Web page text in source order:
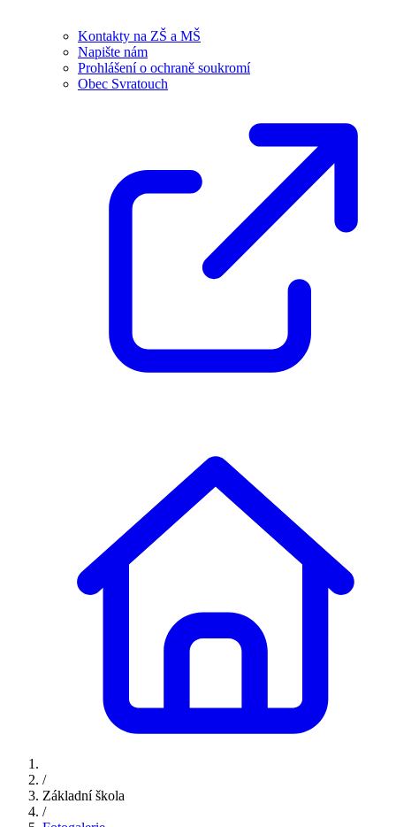
Kontakty na ZŠ a MŠ
Napište nám
Prohlášení o ochraně soukromí
Obec Svratouch
/
Základní škola
/